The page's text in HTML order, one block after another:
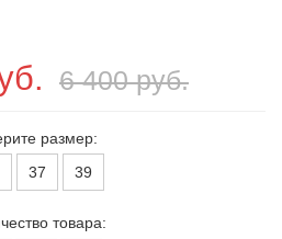
6 400 руб.
размер:
37 39
товара: